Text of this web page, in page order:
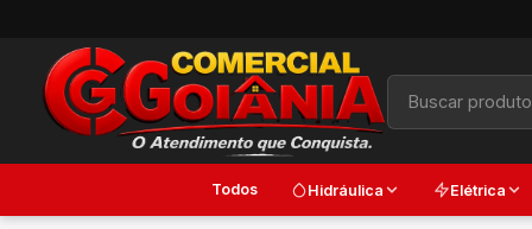
Todos Hidráulica Elétrica